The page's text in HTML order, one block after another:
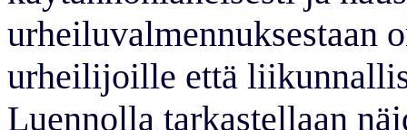
urheiluvalmennuksestaan
urheilijoille että
Luennolla tarkastellaan